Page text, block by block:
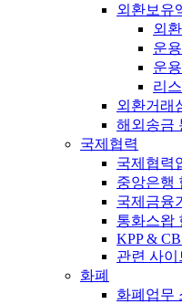
외환보유
외
운
운
리
외환거래
해외송금
국제협력
국제협력
중앙은행
국제금융
통화스왑
KPP &
관련 사이
화폐
화폐업무